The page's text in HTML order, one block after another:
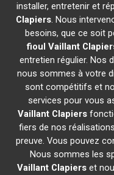
installer, entretenir et
Clapiers. Nous
besoins, que ce soit
fioul Vaillant
entretien régulier. Nos
nous sommes à votre
sont compétitifs et
services pour vous
Vaillant Clapiers
fiers de nos
preuve. Vous pouvez
Nous sommes les
Vaillant Clapiers et